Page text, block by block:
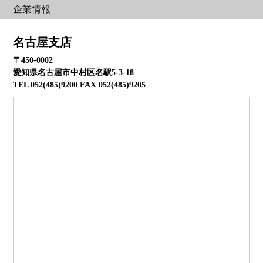
企業情報
名古屋支店
〒450-0002
愛知県名古屋市中村区名駅5-3-18
TEL 052(485)9200 FAX 052(485)9205